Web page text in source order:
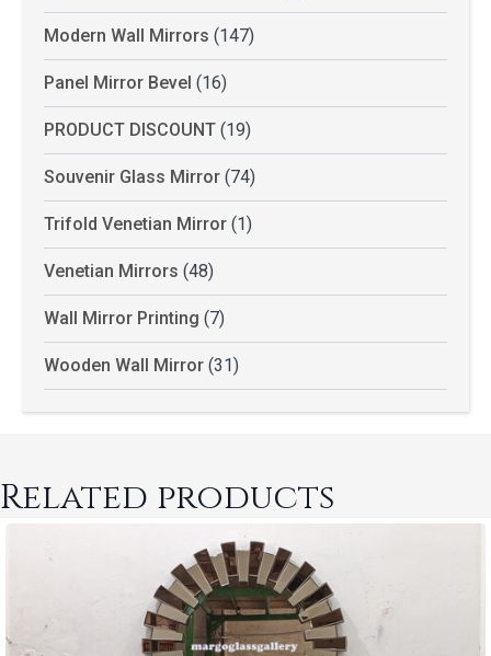
Modern Wall Mirrors (147)
Panel Mirror Bevel (16)
PRODUCT DISCOUNT (19)
Souvenir Glass Mirror (74)
Trifold Venetian Mirror (1)
Venetian Mirrors (48)
Wall Mirror Printing (7)
Wooden Wall Mirror (31)
Related products